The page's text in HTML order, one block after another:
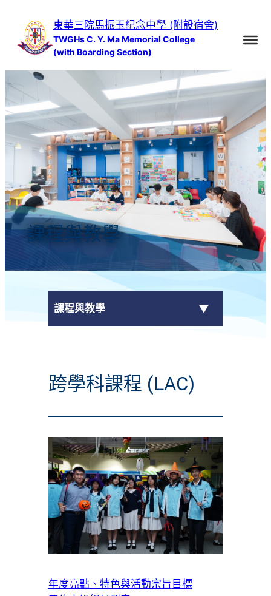
容
東華三院馬振玉紀念中學 (附設宿舍)
TWGHs C. Y. Ma Memorial College
(with Boarding Section)
課程與教學
課程與教學
科目
跨學科課程 (LAC)
電子自學平台
跨學科課程 (LAC)
年度亮點、特色與活動宗旨 目標